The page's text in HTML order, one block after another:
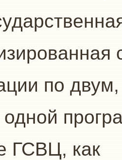
по
ГСВЦ, как